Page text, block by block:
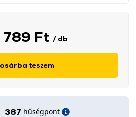
789 Ft / db
teszem
387 hűségpont